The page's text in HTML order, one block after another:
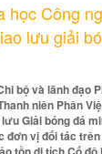
học Công
lưu giải
bộ và lãnh đạo
niên Phân
Giải bóng đá
đơn vị đối tác